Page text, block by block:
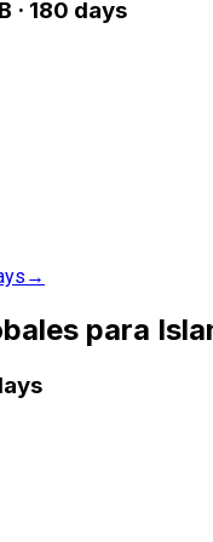
· 180 days
→
para